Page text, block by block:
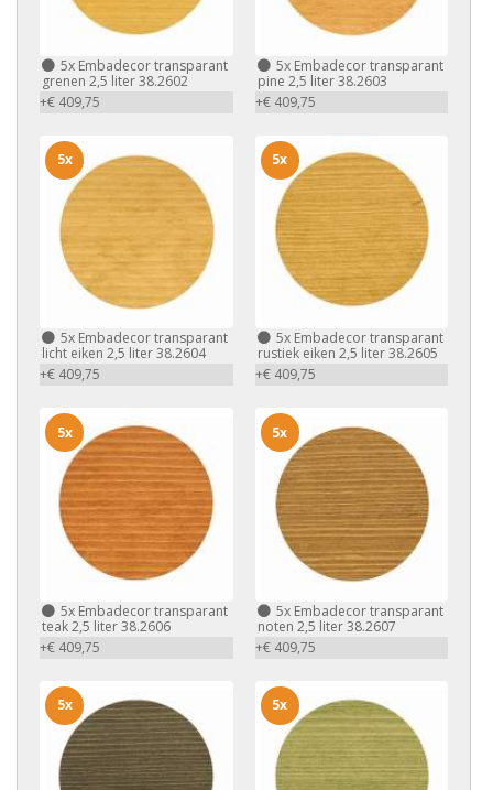
5x Embadecor transparant
grenen 2,5 liter 38.2602
+€ 409,75
5xEmbadecor transparant
pine 2,5 liter 38.2603
+€ 409,75
5x Embadecor transparant
licht eiken 2,5 liter 38.2604
+€ 409,75
5x
5xEmbadecor transparant
rustiek eiken 2,5 liter 38.2605
+€ 409,75
5x
5x Embadecor transparant
teak 2,5 liter 38.2606
+€ 409,75
5x
5xEmbadecor transparant
noten 2,5 liter 38.2607
+€ 409,75
5x
5x 5x